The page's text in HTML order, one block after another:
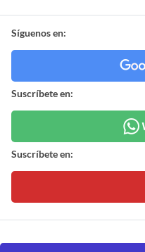
Síguenos en:
Suscríbete en:
Suscríbete en: